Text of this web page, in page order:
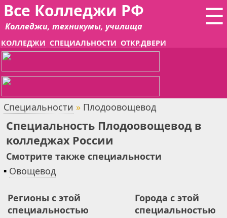
☰
Все Колледжи РФ
Колледжи, техникумы, училища
КОЛЛЕДЖИ СПЕЦИАЛЬНОСТИ ОТКР.ДВЕРИ
Специальности » Плодоовощевод
Специальность Плодоовощевод в
колледжах России
Смотрите также специальности
▪ Овощевод
Регионы с этой
специальностью
Города с этой
специальностью